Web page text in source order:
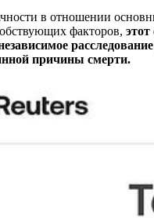
в отношении
факторов,
причины смерти.